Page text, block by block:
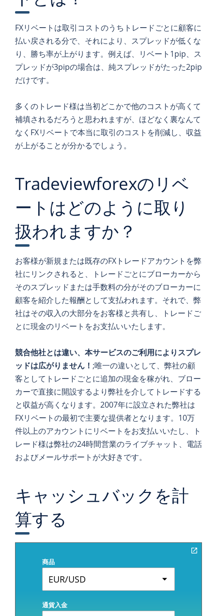
FXリベートは取引コストのうちトレードごとに顧客に
払い戻される分で、それにより、スプレッドが低くな
り、勝ち率が上がります。例えば、リベート1pip、ス
プレッドが3pipの場合は、純スプレッドがたった2pip
だけです。
多くのトレード様は当初どこかで他のコストが高くて
補填されるだろうと思われますが、ほどなく裏なんて
なくFXリベートで本当に取引のコストを削減し、収益
が上がることが分かるでしょう。
Tradeviewforexのリベ
ートはどのように取り
扱われますか？
お客様が新規または既存のFXトレードアカウントを弊
社にリンクされると、トレードごとにブローカーから
そのスプレッドまたは手数料の分がそのブローカーに
顧客を紹介した報酬として支払われます。それで、弊
社はその収入の大部分をお客様と共有し、トレードご
とに現金のリベートをお支払いいたします。
競合他社とは違い、本サービスのご利用によりスプレ
ッドは広がりません！ ;唯一の違いとして、弊社の顧
客としてトレードごとに追加の現金を稼がれ、ブロー
カーで直接に開設するより弊社を介してトレードする
と収益が高くなります。2007年に設立された弊社は
FXリベートの最初で主要な提供者となります。10万
件以上のアカウントにリベートをお支払いいたし、ト
レード様は弊社の24時間営業のライブチャット、電話
およびメールサポートが大好きです。
キャッシュバックを計
算する
商品
EUR/USD
通貨入金